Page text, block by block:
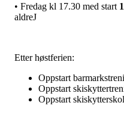
• Fredag kl 17.30 med start
aldreJ
Etter høstferien:
Oppstart
Oppstart
Oppstart